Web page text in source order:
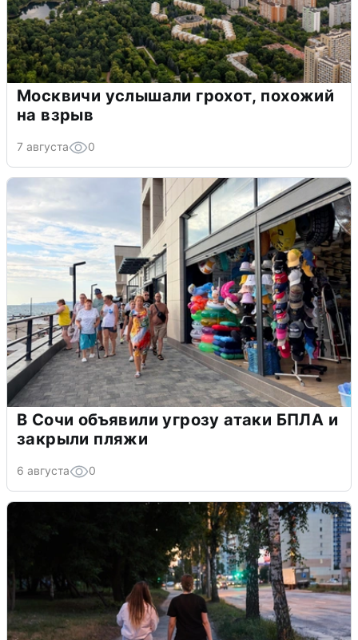
Москвичи услышали грохот, похожий
на взрыв
7 августа 0
В Сочи объявили угрозу атаки БПЛА и
закрыли пляжи
6 августа 0